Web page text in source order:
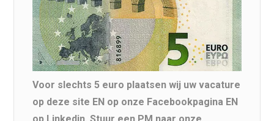
Voor slechts 5 euro plaatsen wij uw vacature
op deze site EN op onze Facebookpagina EN